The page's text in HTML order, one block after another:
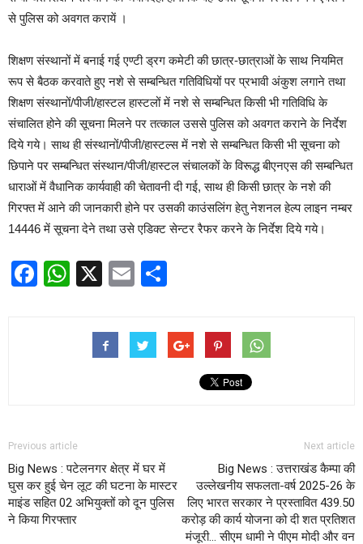
से पुलिस को अवगत करायें ।
शिक्षण संस्थानों में बनाई गई एण्टी ड्रग कमेटी की छात्र-छात्राओं के साथ नियमित
रूप से बैठक करवाते हुए नशे से सम्बन्धित गतिविधियों पर प्रभावी अंकुश लगाने तथा
शिक्षण संस्थानों/पीजी/हास्टल हास्टलों में नशे से सम्बन्धित किसी भी गतिविधि के
संचालित होने की सूचना मिलने पर तत्काल उससे पुलिस को अवगत कराने के निर्देश
दिये गये। साथ ही संस्थानों/पीजी/हास्टल्स में नशे से सम्बन्धित किसी भी सूचना को
छिपाने पर सम्बन्धित संस्थान/पीजी/हास्टल संचालकों के विरूद्ध बीएनएस की सम्बन्धित
धाराओं में वैधानिक कार्यवाही की चेतावनी दी गई, साथ ही किसी छात्र के नशे की
गिरफ्त में आने की जानकारी होने पर उसकी काउंसलिंग हेतु नेशनल हेल्प लाइन नम्बर
14446 में सूचना देने तथा उसे एडिक्ट सेन्टर रैफर करने के निर्देश दिये गये।
Facebook
WhatsApp
X Email
Previous article
Big News : पटेलनगर क्षेत्र में घर में
घुस कर हुई चेन लूट की घटना के मास्टर
माइंड सहित 02 अभियुक्तों को दून पुलिस
ने किया गिरफ्तार
Next article
Big News : उत्तराखंड कैम्पा की
उल्लेखनीय सफलता-वर्ष 2025-26 के
लिए भारत सरकार ने प्रस्तावित 439.50
करोड़ की कार्य योजना को दी शत प्रतिशत
मंजूरी… सीएम धामी ने पीएम मोदी और वन